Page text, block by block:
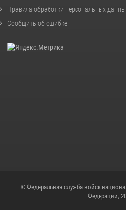
Правила обработки персональных
Сообщить об ошибке
© Федеральная служба войск
Федерации,